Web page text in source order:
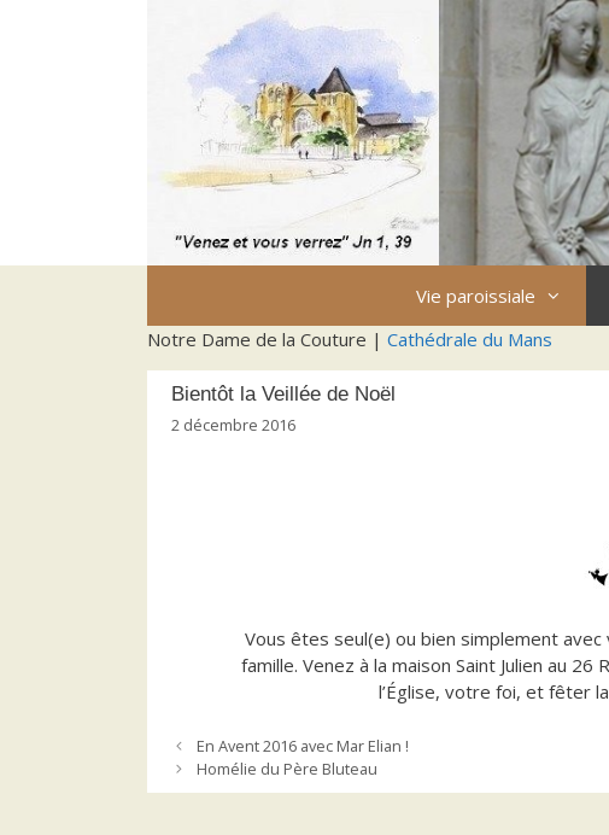
Vie paroissiale
Notre Dame de la Couture | Cathédrale du Mans
Bientôt la Veillée de Noël
2 décembre 2016
Vous êtes seul(e) ou bien simplement
famille. Venez à la maison Saint Julien au
l’Église, votre foi, et fêter
En Avent 2016 avec Mar Elian !
Homélie du Père Bluteau